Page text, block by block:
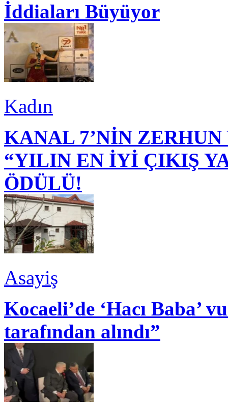
İddiaları Büyüyor
Kadın
KANAL 7’NİN
“YILIN EN İYİ ÇIKIŞ
ÖDÜLÜ!
Asayiş
Kocaeli’de ‘Hacı Baba’
tarafından alındı”